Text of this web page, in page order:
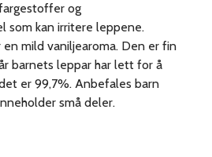
og
som kan irritere leppene.
en mild vaniljearoma. Den er fin
barnets leppar har lett for å
er 99,7%. Anbefales barn
små deler.